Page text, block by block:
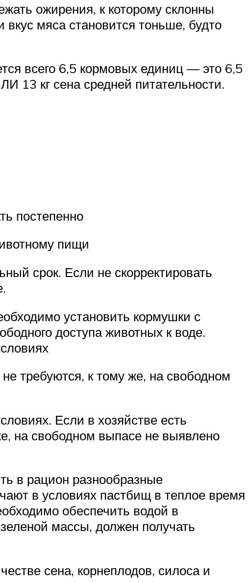
ожирения, к которому склонны
мяса становится тоньше, будто
всего 6,5 кормовых единиц — это 6,5
13 кг сена средней питательности.
постепенно
пищи
срок. Если не скорректировать
установить кормушки с
доступа животных к воде.
требуются, к тому же, на свободном
Если в хозяйстве есть
на свободном выпасе не выявлено
в рацион разнообразные
в условиях пастбищ в теплое время
обеспечить водой в
массы, должен получать
сена, корнеплодов, силоса и